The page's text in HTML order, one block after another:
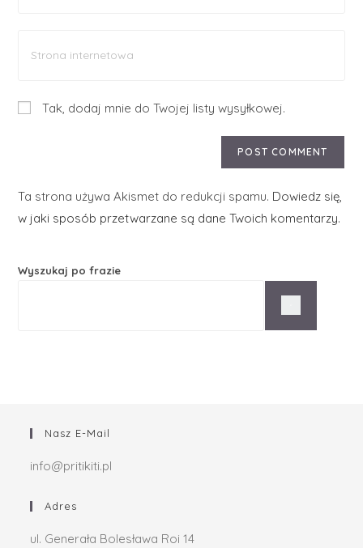
Tak, dodaj mnie do Twojej listy wysyłkowej.
Ta strona używa Akismet do redukcji spamu. Dowiedz się,
w jaki sposób przetwarzane są dane Twoich komentarzy.
Wyszukaj po frazie
Nasz E-Mail
info@pritikiti.pl
Adres
ul. Generała Bolesława Roi 14